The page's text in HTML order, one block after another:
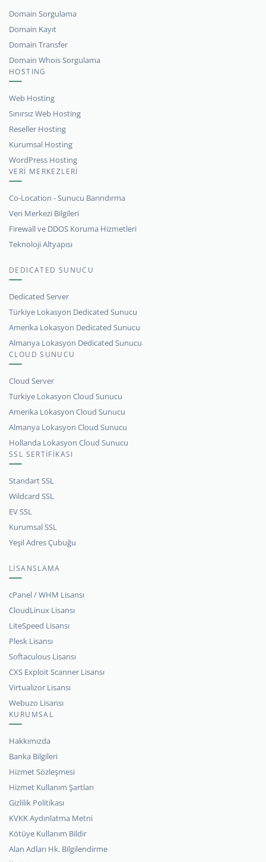
Domain Sorgulama
Domain Kayıt
Domain Transfer
Domain Whois Sorgulama
HOSTING
Web Hosting
Sınırsız Web Hosting
Reseller Hosting
Kurumsal Hosting
WordPress Hosting
VERİ MERKEZLERİ
Co-Location - Sunucu Barındırma
Veri Merkezi Bilgileri
Firewall ve DDOS Koruma Hizmetleri
Teknoloji Altyapısı
DEDICATED SUNUCU
Dedicated Server
Türkiye Lokasyon Dedicated Sunucu
Amerika Lokasyon Dedicated Sunucu
Almanya Lokasyon Dedicated Sunucu
CLOUD SUNUCU
Cloud Server
Türkiye Lokasyon Cloud Sunucu
Amerika Lokasyon Cloud Sunucu
Almanya Lokasyon Cloud Sunucu
Hollanda Lokasyon Cloud Sunucu
SSL SERTİFİKASI
Standart SSL
Wildcard SSL
EV SSL
Kurumsal SSL
Yeşil Adres Çubuğu
LİSANSLAMA
cPanel / WHM Lisansı
CloudLinux Lisansı
LiteSpeed Lisansı
Plesk Lisansı
Softaculous Lisansı
CXS Exploit Scanner Lisansı
Virtualizor Lisansı
Webuzo Lisansı
KURUMSAL
Hakkımızda
Banka Bilgileri
Hizmet Sözleşmesi
Hizmet Kullanım Şartları
Gizlilik Politikası
KVKK Aydınlatma Metni
Kötüye Kullanım Bildir
Alan Adları Hk. Bilgilendirme